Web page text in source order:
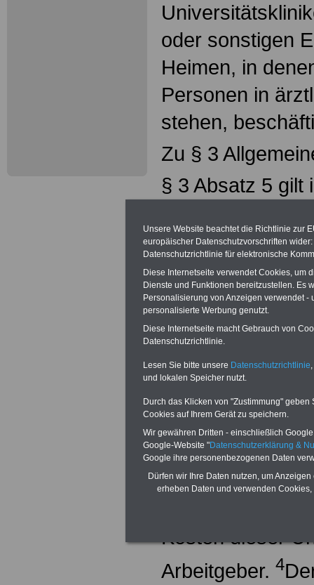
oder sonstigen
Heimen, in
Personen in
stehen,
Zu § 3
§ 3 Absatz 5 gilt
"(5) Der
begründeter
Beschäftigte zu
ärztliche
nachzuweisen,
der
Tätigkeit in der
beauftragten
einen Amtsarzt
die
Kosten dieser
Arbeitgeber. 4
Unsere Website beachtet die Richtlinie zur
europäischer Datenschutzvorschriften
Datenschutzrichtlinie für elektronische
Diese Internetseite verwendet Cookies, um
Dienste und Funktionen bereitzustellen. Es
Personalisierung von Anzeigen verwendet
personalisierte Werbung genutzt.
Diese Internetseite macht Gebrauch von
Datenschutzrichtlinie.
Lesen Sie bitte unsere Datenschutzrichtlinie
und lokalen Speicher nutzt.
Durch das Klicken von "Zustimmung"
Cookies auf Ihrem Gerät zu speichern.
Wir gewähren Dritten - einschließlich
Google-Website "Datenschutzerklärung &
Google ihre personenbezogenen Daten
Dürfen wir Ihre Daten nutzen, um
erheben Daten und verwenden